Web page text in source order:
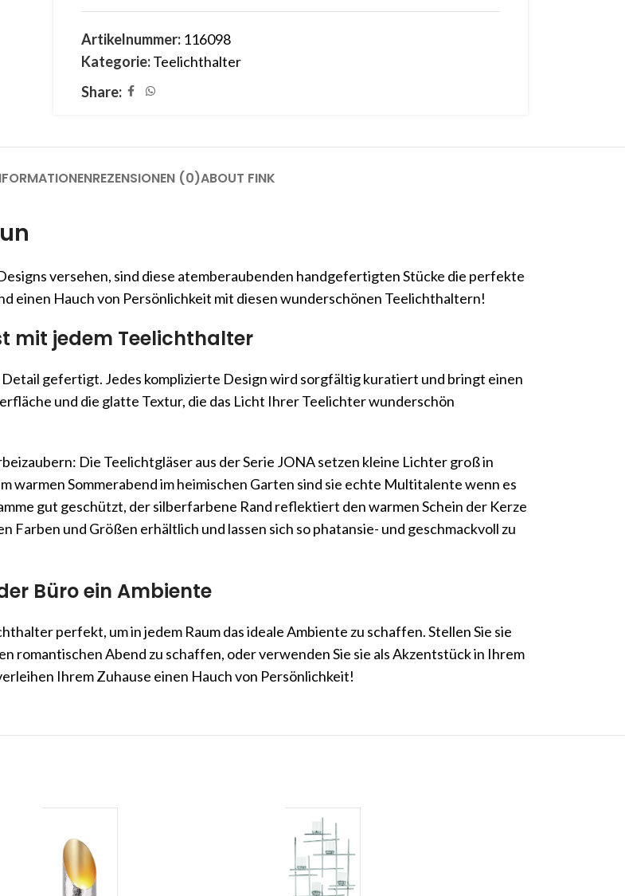
Artikelnummer: 116098
Kategorie:Teelichthalter
Share:
REZENSIONEN (0)ABOUT FINK
versehen, sind diese atemberaubenden handgefertigten Stücke die perfekte
einen Hauch von Persönlichkeit mit diesen wunderschönen Teelichthaltern!
mit jedem Teelichthalter
gefertigt. Jedes komplizierte Design wird sorgfältig kuratiert und bringt einen
und die glatte Textur, die das Licht Ihrer Teelichter wunderschön
Die Teelichtgläser aus der Serie JONA setzen kleine Lichter groß in
warmen Sommerabend im heimischen Garten sind sie echte Multitalente wenn es
gut geschützt, der silberfarbene Rand reflektiert den warmen Schein der Kerze
und Größen erhältlich und lassen sich so phatansie- und geschmackvoll zu
Büro ein Ambiente
perfekt, um in jedem Raum das ideale Ambiente zu schaffen. Stellen Sie sie
romantischen Abend zu schaffen, oder verwenden Sie sie als Akzentstück in Ihrem
Ihrem Zuhause einen Hauch von Persönlichkeit!